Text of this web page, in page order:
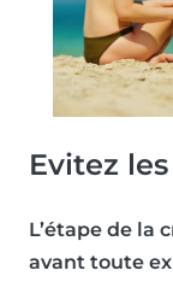
Evitez
L’étape de la
avant toute